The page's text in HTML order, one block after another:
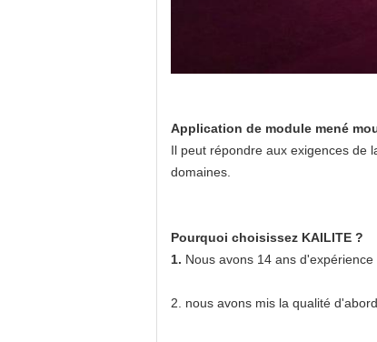
Application de module mené
Il peut répondre aux exigences de
domaines.
Pourquoi choisissez KAILITE ?
1. Nous avons 14 ans
2. nous avons mis la qualité